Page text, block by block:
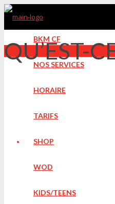
BKM CF
NOS SERVICES
HORAIRE
TARIFS
SHOP
WOD
KIDS/TEENS
QU’EST-